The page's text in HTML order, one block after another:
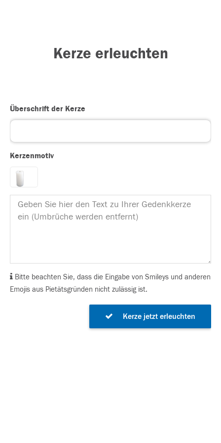
Kerze erleuchten
Überschrift der Kerze
Kerzenmotiv
Bitte beachten Sie, dass die Eingabe von Smileys und anderen
Emojis aus Pietätsgründen nicht zulässig ist.
Kerze jetzt erleuchten